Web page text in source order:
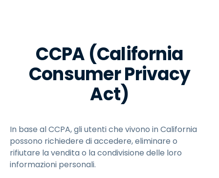
CCPA (California
Consumer Privacy
Act)
In base al CCPA, gli utenti che vivono in California
possono richiedere di accedere, eliminare o
rifiutare la vendita o la condivisione delle loro
informazioni personali.